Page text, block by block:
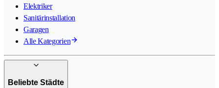
Elektriker
Sanitärinstallation
Garagen
Alle Kategorien
Beliebte Städte